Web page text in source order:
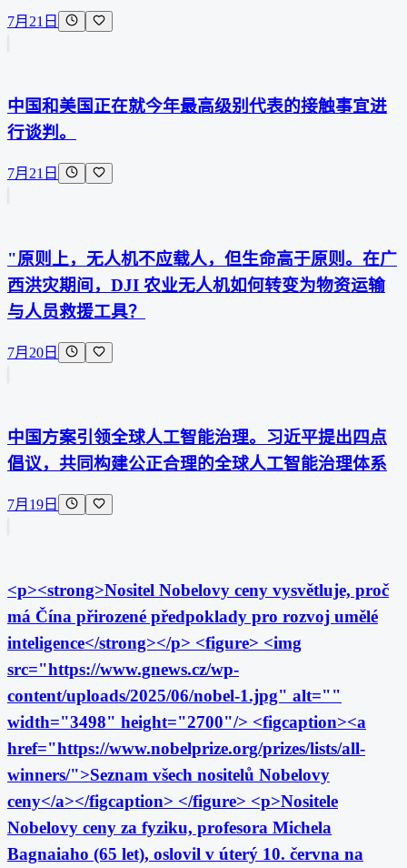
7月21日
中国和美国正在就今年最高级别代表的接触事宜进
行谈判。
7月21日
"原则上，无人机不应载人，但生命高于原则。在广
西洪灾期间，DJI 农业无人机如何转变为物资运输
与人员救援工具？
7月20日
中国方案引领全球人工智能治理。习近平提出四点
倡议，共同构建公正合理的全球人工智能治理体系
7月19日
<p><strong>Nositel Nobelovy ceny vysvětluje, proč
má Čína přirozené předpoklady pro rozvoj umělé
inteligence</strong></p> <figure> <img
src="https://www.gnews.cz/wp-
content/uploads/2025/06/nobel-1.jpg" alt=""
width="3498" height="2700"/> <figcaption><a
href="https://www.nobelprize.org/prizes/lists/all-
winners/">Seznam všech nositelů Nobelovy
ceny</a></figcaption> </figure> <p>Nositele
Nobelovy ceny za fyziku, profesora Michela
Bagnaiaho (65 let), oslovil v úterý 10. června na